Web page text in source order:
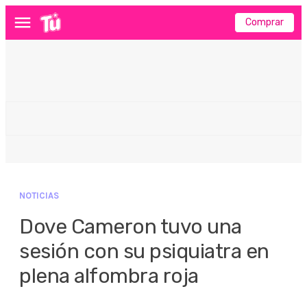
Menú Comprar
NOTICIAS
Dove Cameron tuvo una
sesión con su psiquiatra en
plena alfombra roja